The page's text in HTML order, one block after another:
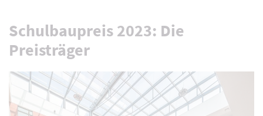
Schulbaupreis 2023: Die
Preisträger
zu überspringen.